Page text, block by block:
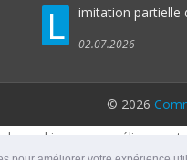
L imitation partielle
02.07.2026
© 2026
cookies pour améliorer